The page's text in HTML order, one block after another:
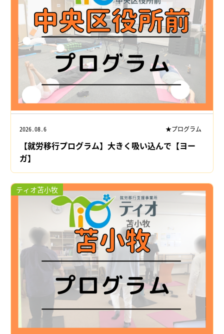
2026.08.6 ★プログラム
【就労移行プログラム】大きく吸い込んで【ヨー
ガ】
ティオ苫小牧